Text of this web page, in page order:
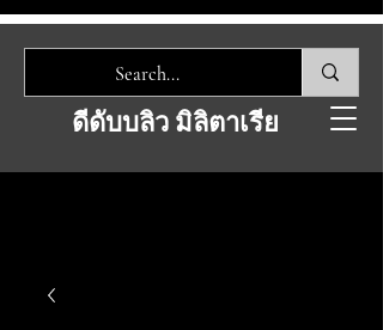
ดีดับบลิว มิลิตาเรีย